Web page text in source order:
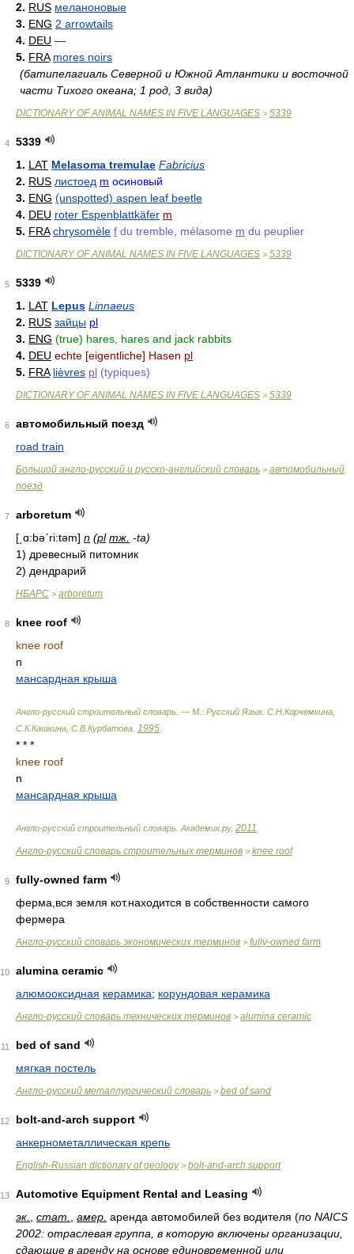
2. RUS меланоновые
3. ENG 2 arrowtails
4. DEU —
5. FRA mores noirs
(батипелагиаль Северной и Южной Атлантики и восточной
части Тихого океана; 1 род, 3 вида)
DICTIONARY OF ANIMAL NAMES IN FIVE LANGUAGES > 5339
4
5339
1. LAT Melasoma tremulae Fabricius
2. RUS листоед m осиновый
3. ENG (unspotted) aspen leaf beetle
4. DEU roter Espenblattkäfer m
5. FRA chrysomèle f du tremble, mélasome m du peuplier
DICTIONARY OF ANIMAL NAMES IN FIVE LANGUAGES > 5339
5
5339
1. LAT Lepus Linnaeus
2. RUS зайцы pl
3. ENG (true) hares, hares and jack rabbits
4. DEU echte [eigentliche] Hasen pl
5. FRA lièvres pl (typiques)
DICTIONARY OF ANIMAL NAMES IN FIVE LANGUAGES > 5339
6
автомобильный поезд
road train
Большой англо-русский и русско-английский словарь > автомобильный
поезд
7
arboretum
[͵ɑ:bəʹri:təm] n (pl тж. -ta)
1) древесный питомник
2) дендрарий
НБАРС > arboretum
8
knee roof
knee roof
n
мансардная крыша
Англо-русский строительный словарь. — М.: Русский Язык. С.Н.Корчемкина,
С.К.Кашкина, С.В.Курбатова 1995
* * *
knee roof
n
мансардная крыша
Англо-русский строительный словарь Академик.ру. 2011
Англо-русский словарь строительных терминов > knee roof
9
fully-owned farm
ферма,вся земля кот.находится в собственности самого
фермера
Англо-русский словарь экономических терминов > fully-owned farm
10
alumina ceramic
алюмооксидная керамика; корундовая керамика
Англо-русский словарь технических терминов > alumina ceramic
11
bed of sand
мягкая постель
Англо-русский металлургический словарь > bed of sand
12
bolt-and-arch support
анкернометаллическая крепь
English-Russian dictionary of geology> bolt-and-arch support
13
Automotive Equipment Rental and Leasing
эк.
стат. амер. аренда автомобилей без водителя (по NAICS
2002: отраслевая группа, в которую включены организации,
сдающие в аренду на основе единовременной или